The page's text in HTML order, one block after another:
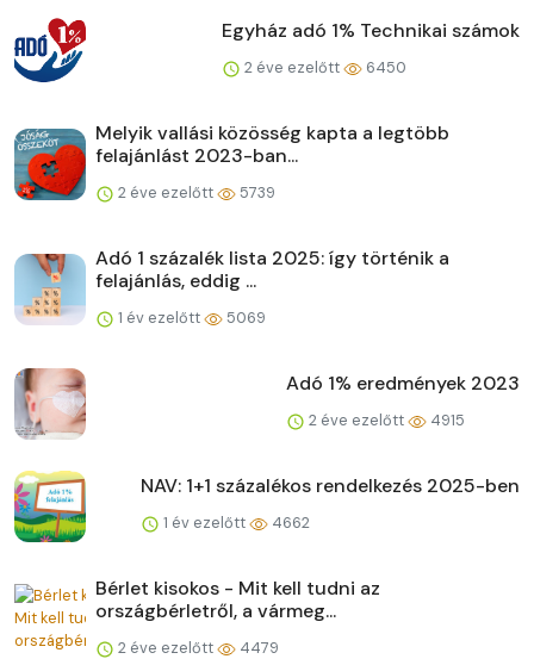
Egyház adó 1% Technikai számok
2 éve ezelőtt 6450
Melyik vallási közösség kapta a legtöbb
felajánlást 2023-ban...
2 éve ezelőtt 5739
Adó 1 százalék lista 2025: így történik a
felajánlás, eddig ...
1 év ezelőtt 5069
Adó 1% eredmények 2023
2 éve ezelőtt 4915
NAV: 1+1 százalékos rendelkezés 2025-ben
1 év ezelőtt 4662
Bérlet kisokos - Mit kell tudni az
országbérletről, a vármeg...
2 éve ezelőtt 4479